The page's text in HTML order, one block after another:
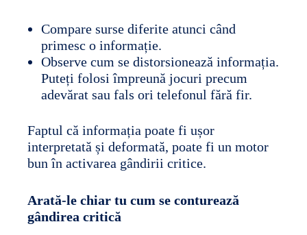
Compare surse diferite atunci când
primesc o informație.
Observe cum se distorsionează informația.
Puteți folosi împreună jocuri precum
adevărat sau fals ori telefonul fără fir.
Faptul că informația poate fi ușor
interpretată și deformată, poate fi un motor
bun în activarea gândirii critice.
Arată-le chiar tu cum se conturează
gândirea critică